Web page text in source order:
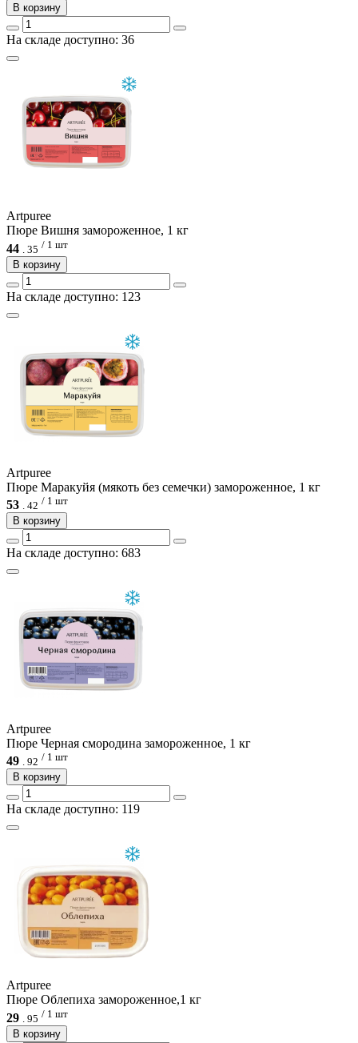
В корзину
На складе доступно: 36
Artpuree
Пюре Вишня замороженное, 1 кг
44
35 / 1 шт
В корзину
На складе доступно: 123
Artpuree
Пюре Маракуйя (мякоть без семечки) замороженное, 1 кг
53 . 42 / 1 шт
В корзину
На складе доступно: 683
Artpuree
Пюре Черная смородина замороженное, 1 кг
49 . 92 / 1 шт
В корзину
На складе доступно: 119
Artpuree
Пюре Облепиха замороженное,1 кг
29
95 / 1 шт
В корзину